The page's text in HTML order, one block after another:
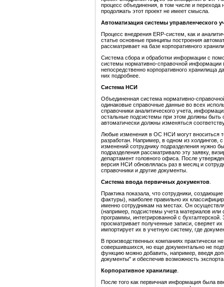
процесс объединения, в том числе и перехода
продолжать этот проект не имеет смысла.
Автоматизация системы управленческого
Процесс внедрения ERP-систем, как и
статье основные принципы построения
рассматривает на базе корпоративного
Система сбора и обработки информации с
системы нормативно-справочной
непосредственно корпоративного хранилища
них подробнее.
Система НСИ
Объединенная система нормативно-
одинаковые справочные данные во всех
справочники аналитического учета,
остальные подсистемы при этом должны
автоматически должны изменяться
Любые изменения в ОС НСИ могут вноситься
разработан. Например, в одном из холдингов,
изменений сотруднику подразделения нужно
подразделения рассматривало эту заявку,
департамент головного офиса. После
версия НСИ обновлялась раз в месяц и
справочники и другие документы.
Система ввода первичных документов
Практика показала, что сотрудники,
фактуры), наиболее правильно их
именно сотрудникам на местах. Он
(например, подсистемы учета материалов
программы, интегрированной с
просматривает полученные записи, сверяет
импортирует их в учетную систему, где
В производственных компаниях практически
совершившихся, но еще документально не
функцию можно добавить, например, введя
документы" и обеспечив возможность
Корпоративное хранилище
После того как первичная информация была